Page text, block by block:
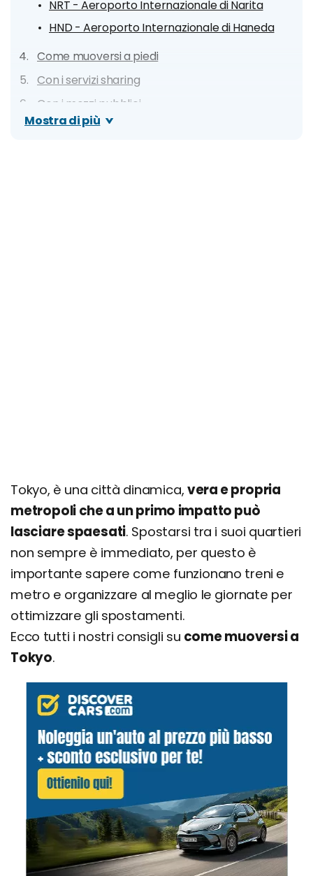
NRT - Aeroporto Internazionale di Narita
HND - Aeroporto Internazionale di Haneda
Come muoversi a piedi
Con i servizi sharing
Con i mezzi pubblici
Treno
Mostra di più
Tokyo, è una città dinamica, vera e propria
metropoli che a un primo impatto può
lasciare spaesati. Spostarsi tra i suoi quartieri
non sempre è immediato, per questo è
importante sapere come funzionano treni e
metro e organizzare al meglio le giornate per
ottimizzare gli spostamenti.
Ecco tutti i nostri consigli su come muoversi a
Tokyo.